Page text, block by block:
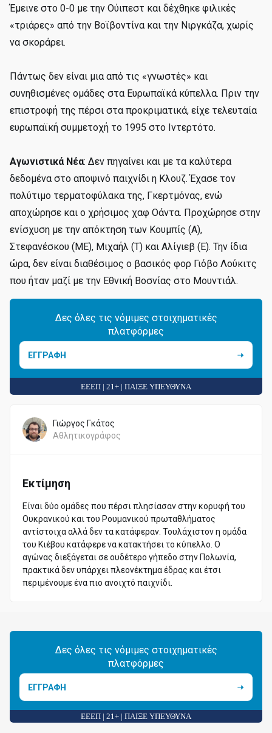
Έμεινε στο 0-0 με την Ούιπεστ και δέχθηκε φιλικές
«τριάρες» από την Βοϊβοντίνα και την Νιργκάζα, χωρίς
να σκοράρει.
Πάντως δεν είναι μια από τις «γνωστές» και
συνηθισμένες ομάδες στα Ευρωπαϊκά κύπελλα. Πριν την
επιστροφή της πέρσι στα προκριματικά, είχε τελευταία
ευρωπαϊκή συμμετοχή το 1995 στο Ιντερτότο.
Αγωνιστικά Νέα: Δεν πηγαίνει και με τα καλύτερα
δεδομένα στο αποψινό παιχνίδι η Κλουζ. Έχασε τον
πολύτιμο τερματοφύλακα της, Γκερτμόνας, ενώ
αποχώρησε και ο χρήσιμος χαφ Οάντα. Προχώρησε στην
ενίσχυση με την απόκτηση των Κουμπίς (Α),
Στεφανέσκου (ΜΕ), Μιχαήλ (Τ) και Αλίγιεβ (Ε). Την ίδια
ώρα, δεν είναι διαθέσιμος ο βασικός φορ Γιόβο Λούκιτς
που ήταν μαζί με την Εθνική Βοσνίας στο Μουντιάλ.
Δες όλες τις νόμιμες στοιχηματικές
πλατφόρμες
ΕΓΓΡΑΦΗ
ΕΕΕΠ | 21+ | ΠΑΙΞΕ ΥΠΕΥΘΥΝΑ
Γιώργος Γκάτος
Αθλητικογράφος
Εκτίμηση
Είναι δύο ομάδες που πέρσι πλησίασαν στην κορυφή του
Ουκρανικού και του Ρουμανικού πρωταθλήματος
αντίστοιχα αλλά δεν τα κατάφεραν. Τουλάχιστον η ομάδα
του Κιέβου κατάφερε να κατακτήσει το κύπελλο. Ο
αγώνας διεξάγεται σε ουδέτερο γήπεδο στην Πολωνία,
πρακτικά δεν υπάρχει πλεονέκτημα έδρας και έτσι
περιμένουμε ένα πιο ανοιχτό παιχνίδι.
Δες όλες τις νόμιμες στοιχηματικές
πλατφόρμες
ΕΓΓΡΑΦΗ
ΕΕΕΠ | 21+ | ΠΑΙΞΕ ΥΠΕΥΘΥΝΑ